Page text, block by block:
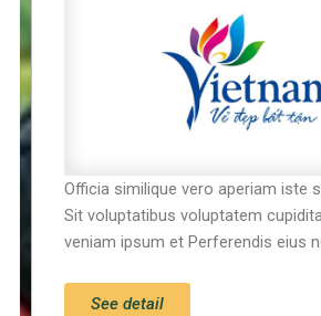
Officia similique vero aperiam iste
Sit voluptatibus voluptatem
veniam ipsum et Perferendis eius
See detail